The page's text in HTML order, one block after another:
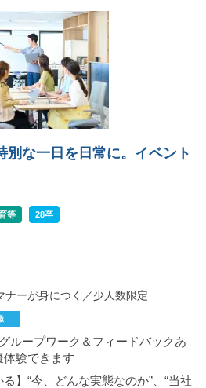
別な一日を日常に。イベント
等 28卒
ーが身につく／少人数限定
ループワーク＆フィードバックあ
体験できます
】“今、どんな実態なのか”、“当社